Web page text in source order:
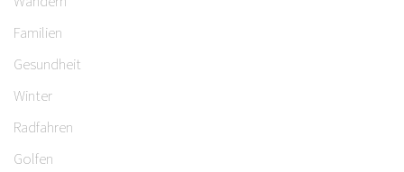
Familien
Gesundheit
Winter
Radfahren
Golfen